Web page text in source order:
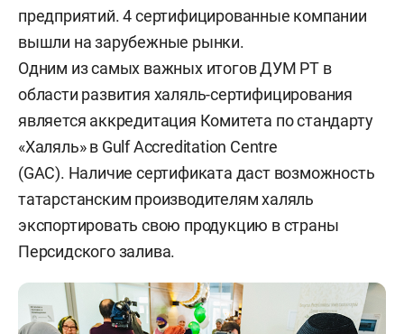
предприятий. 4 сертифицированные компании
вышли на зарубежные рынки.
Одним из самых важных итогов ДУМ РТ в
области развития халяль-сертифицирования
является аккредитация Комитета по стандарту
«Халяль» в Gulf Accreditation Centre
(GAC). Наличие сертификата даст возможность
татарстанским производителям халяль
экспортировать свою продукцию в страны
Персидского залива.